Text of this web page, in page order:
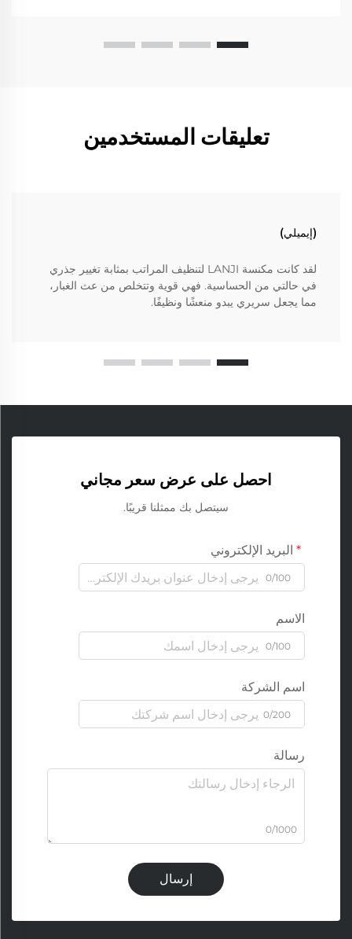
تعليقات المستخدمين
(إيميلي)
لقد كانت مكنسة LANJI لتنظيف المراتب بمثابة تغيير جذري
في حالتي من الحساسية. فهي قوية وتتخلص من عث الغبار،
مما يجعل سريري يبدو منعشًا ونظيفًا.
احصل على عرض سعر مجاني
سيتصل بك ممثلنا قريبًا.
البريد الإلكتروني
0/100
الاسم
0/100
اسم الشركة
0/200
رسالة
0/1000
إرسال